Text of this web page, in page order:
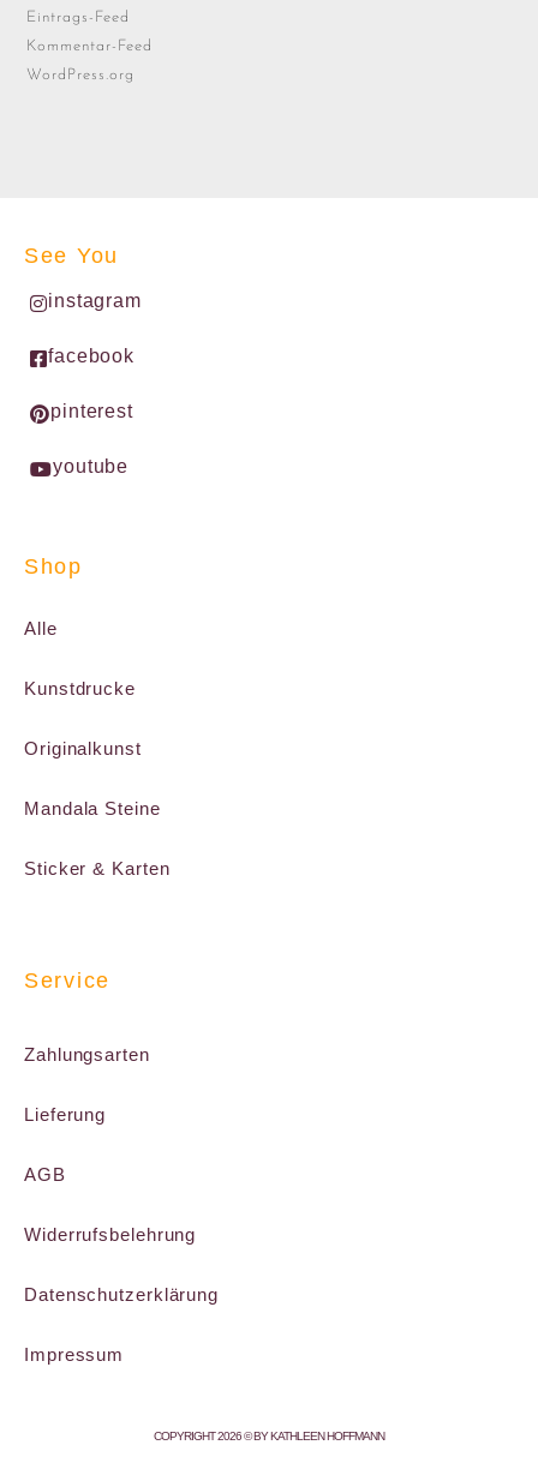
Eintrags-Feed
Kommentar-Feed
WordPress.org
See You
instagram
facebook
pinterest
youtube
Shop
Alle
Kunstdrucke
Originalkunst
Mandala Steine
Sticker & Karten
Service
Zahlungsarten
Lieferung
AGB
Widerrufsbelehrung
Datenschutzerklärung
Impressum
COPYRIGHT 2026 © BY KATHLEEN HOFFMANN